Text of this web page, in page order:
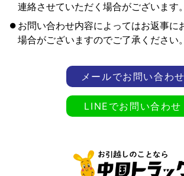
連絡させていただく場合がございます。
お問い合わせ内容によってはお返事に
場合がございますのでご了承ください。
メールでお問い合わせ
LINEでお問い合わせ